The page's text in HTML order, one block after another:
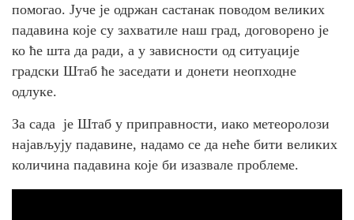
помогао. Јуче је одржан састанак поводом великих
падавина које су захватиле наш град, договорено је
ко ће шта да ради, а у зависности од ситуације
градски Штаб ће заседати и донети неопходне
одлуке.
За сада је Штаб у приправности, иако метеоролози
најављују падавине, надамо се да неће бити великих
количина падавина које би изазвале проблеме.